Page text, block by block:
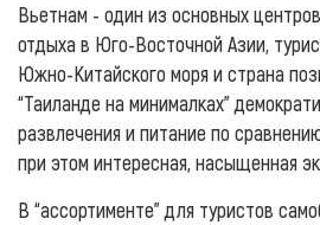
Вьетнам - один из основных
отдыха в Юго-Восточной Азии,
Южно-Китайского моря и страна
“Таиланде на минималках”
развлечения и питание по
при этом интересная, насыщенная
В “ассортименте” для туристов